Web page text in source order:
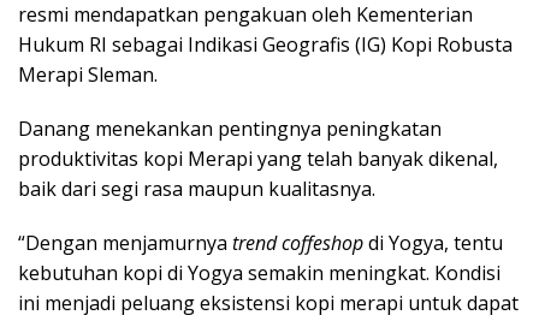
resmi mendapatkan pengakuan oleh Kementerian
Hukum RI sebagai Indikasi Geografis (IG) Kopi Robusta
Merapi Sleman.
Danang menekankan pentingnya peningkatan
produktivitas kopi Merapi yang telah banyak dikenal,
baik dari segi rasa maupun kualitasnya.
“Dengan menjamurnya trend coffeshopdi Yogya, tentu
kebutuhan kopi di Yogya semakin meningkat. Kondisi
ini menjadi peluang eksistensi kopi merapi untuk dapat